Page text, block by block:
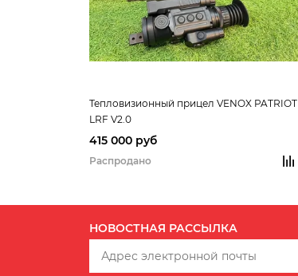
Тепловизионный прицел VENOX PATRIOT
LRF V2.0
415 000 руб
Распродано
НОВОСТНАЯ РАССЫЛКА